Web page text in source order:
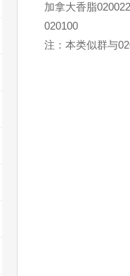
加拿大香脂
020100
注：本类似群与